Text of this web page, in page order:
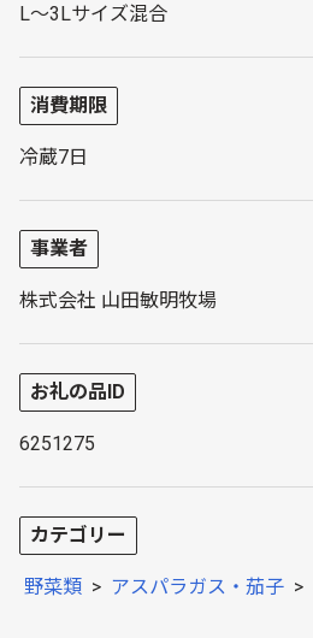
L～3Lサイズ混合
消費期限
冷蔵7日
事業者
株式会社 山田敏明牧場
お礼の品ID
6251275
カテゴリー
野菜類 > アスパラガス・茄子 >